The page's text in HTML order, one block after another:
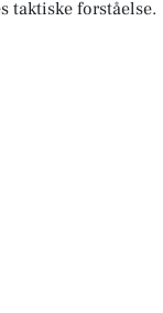
taktiske forståelse.